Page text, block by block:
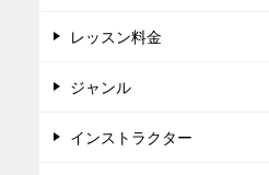
レッスン料金
ジャンル
インストラクター